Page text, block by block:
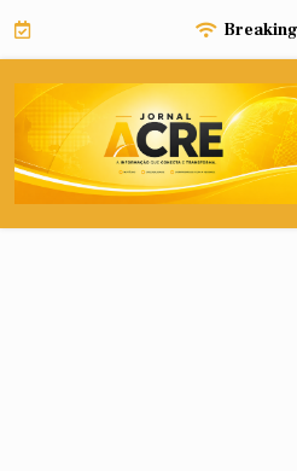
pode impulsionar avanço da